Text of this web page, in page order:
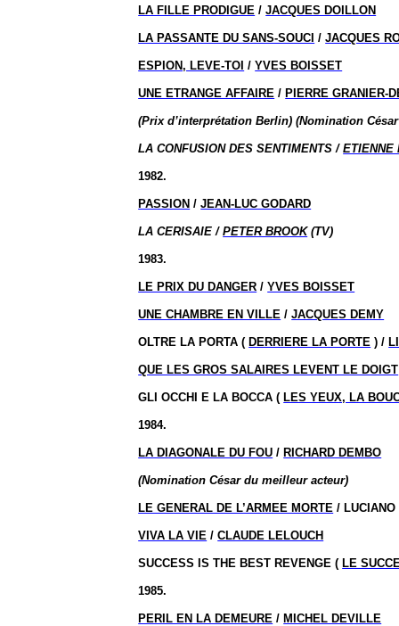
LA FILLE PRODIGUE /JACQUES DOILLON
LA PASSANTE DU SANS-SOUCI /JACQUES
ESPION, LEVE-TOI /YVES BOISSET
UNE ETRANGE AFFAIRE / PIERRE GRANIER-
(Prix d’interprétation Berlin) (Nomination
LA CONFUSION DES SENTIMENTS /ETIENNE
1982.
PASSION /JEAN-LUC GODARD
LA CERISAIE /PETER BROOK(TV)
1983.
LE PRIX DU DANGER /YVES BOISSET
UNE CHAMBRE EN VILLE /JACQUES DEMY
OLTRE LA PORTA ( DERRIERE LA PORTE ) /
QUE LES GROS SALAIRES LEVENT LE DOIGT
GLI OCCHI E LA BOCCA ( LES YEUX, LA
1984.
LA DIAGONALE DU FOU / RICHARD DEMBO
(Nomination César du meilleur acteur)
LE GENERAL DE L’ARMEE MORTE / LUCIANO
VIVA LA VIE /CLAUDE LELOUCH
SUCCESS IS THE BEST REVENGE ( LE
1985.
PERIL EN LA DEMEURE / MICHEL DEVILLE